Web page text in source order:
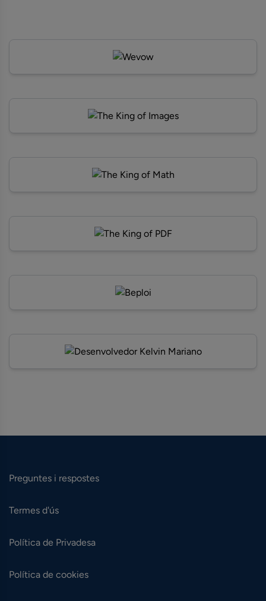
Preguntes i respostes
Termes d'ús
Política de Privadesa
Política de cookies